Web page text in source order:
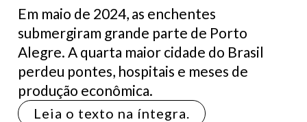
Em maio de 2024, as enchentes
submergiram grande parte de Porto
Alegre. A quarta maior cidade do Brasil
perdeu pontes, hospitais e meses de
produção econômica.
Leia o texto na íntegra.